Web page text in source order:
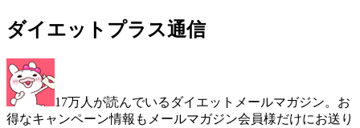
ダイエットプラス通信
17万人が読んでいるダイエットメールマガジン。お
得なキャンペーン情報もメールマガジン会員様だけにお送り